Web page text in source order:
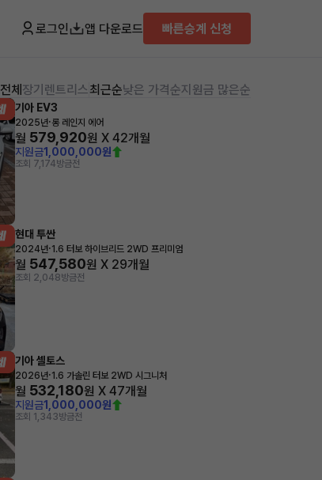
로그인 앱 다운로드 빠른승계 신청
전체 장기렌트리스최근순낮은 가격순지원금 많은순
기아 EV3
2025년·롱 레인지 에어
월 579,920원 X 42개월
지원금1,000,000원
조회 7,174방금전
현대 투싼
2024년·1.6 터보 하이브리드 2WD 프리미엄
월 547,580원 X 29개월
조회 2,048방금전
기아 셀토스
2026년·1.6 가솔린 터보 2WD 시그니처
월 532,180원 X 47개월
지원금1,000,000원
조회 1,343방금전